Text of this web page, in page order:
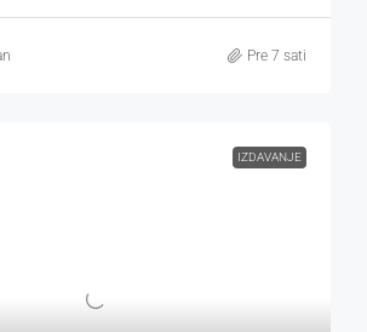
Pre 7 sati
IZDAVANJE